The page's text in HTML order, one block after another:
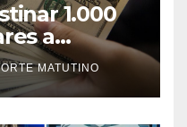
1.000
a
paquete
MATUTINO